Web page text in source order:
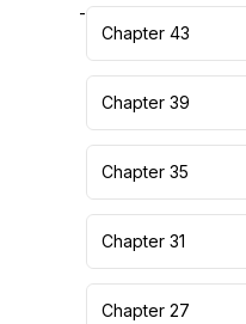
-
Chapter 43
Chapter 39
Chapter 35
Chapter 31
Chapter 27